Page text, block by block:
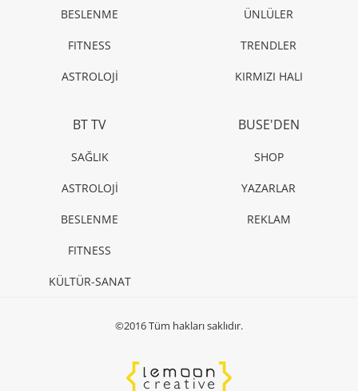
BESLENME
FITNESS
ASTROLOJİ
ÜNLÜLER
TRENDLER
KIRMIZI HALI
BT TV
SAĞLIK
ASTROLOJİ
BESLENME
FITNESS
KÜLTÜR-SANAT
BUSE'DEN
SHOP
YAZARLAR
REKLAM
©2016 Tüm hakları saklıdır.